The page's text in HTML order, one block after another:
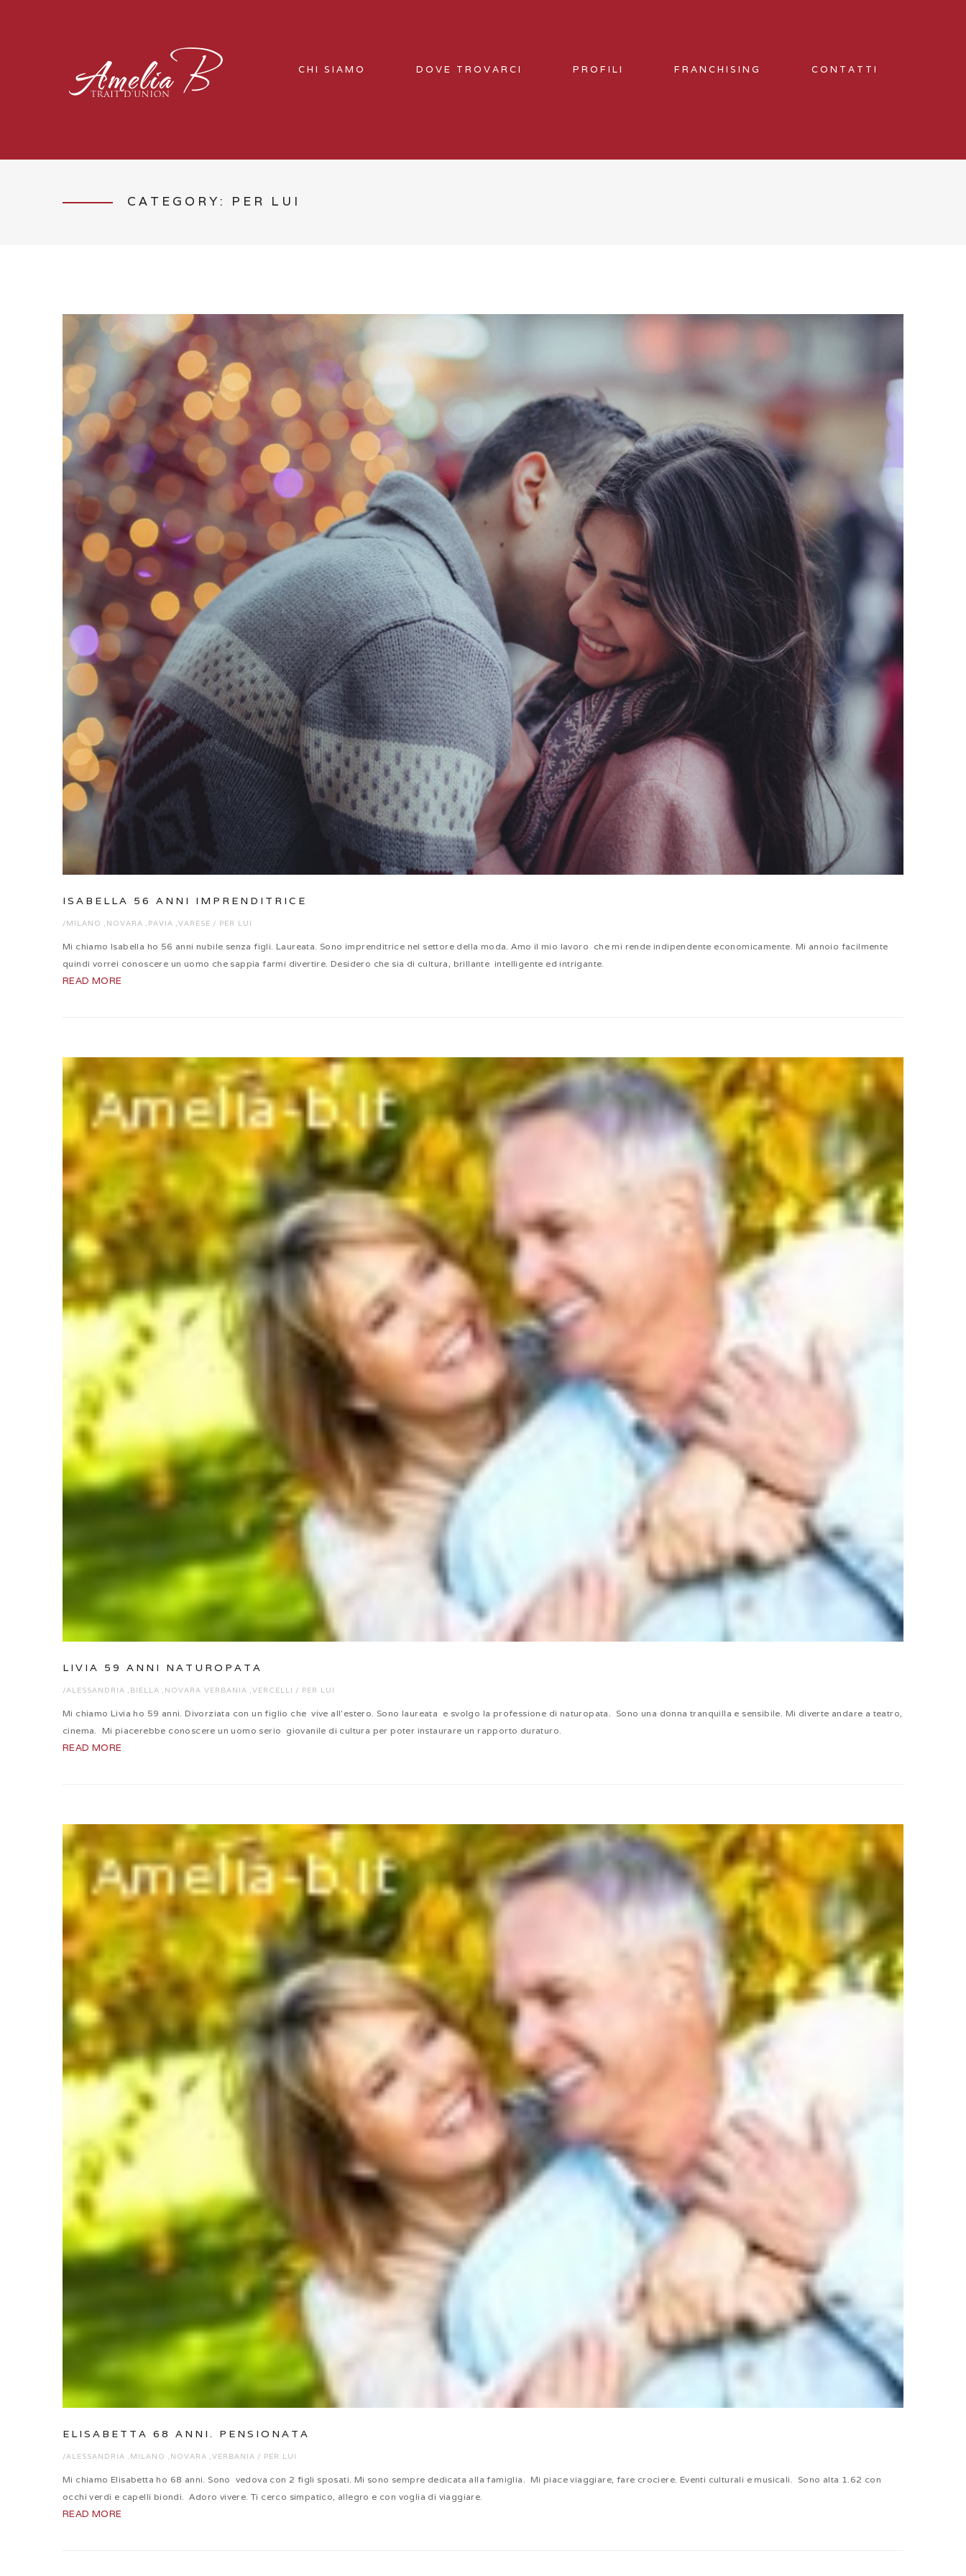
CHI SIAMO DOVE TROVARCI PROFILI FRANCHISING CONTATTI
CATEGORY: PER LUI
ISABELLA 56 ANNI IMPRENDITRICE
/MILANO , NOVARA , PAVIA ,VARESE / PER LUI
Mi chiamo Isabella ho 56 anni nubile senza figli. Laureata. Sono imprenditrice nel settore della moda. Amo il mio lavoro che mi rende indipendente economicamente. Mi annoio facilmente
quindi vorrei conoscere un uomo che sappia farmi divertire. Desidero che sia di cultura, brillante intelligente ed intrigante.
READ MORE
LIVIA 59 ANNI NATUROPATA
/ALESSANDRIA BIELLA NOVARA VERBANIA VERCELLI / PER LUI
Mi chiamo Livia ho 59 anni. Divorziata con un figlio che vive all’estero. Sono laureata e svolgo la professione di naturopata. Sono una donna tranquilla e sensibile. Mi diverte andare a teatro,
cinema. Mi piacerebbe conoscere un uomo serio giovanile di cultura per poter instaurare un rapporto duraturo.
READ MORE
ELISABETTA 68 ANNI. PENSIONATA
/ALESSANDRIA , MILANO , NOVARA ,VERBANIA / PER LUI
Mi chiamo Elisabetta ho 68 anni. Sono vedova con 2 figli sposati. Mi sono sempre dedicata alla famiglia. Mi piace viaggiare, fare crociere. Eventi culturali e musicali. Sono alta 1.62 con
occhi verdi e capelli biondi. Adoro vivere. Ti cerco simpatico, allegro e con voglia di viaggiare.
READ MORE